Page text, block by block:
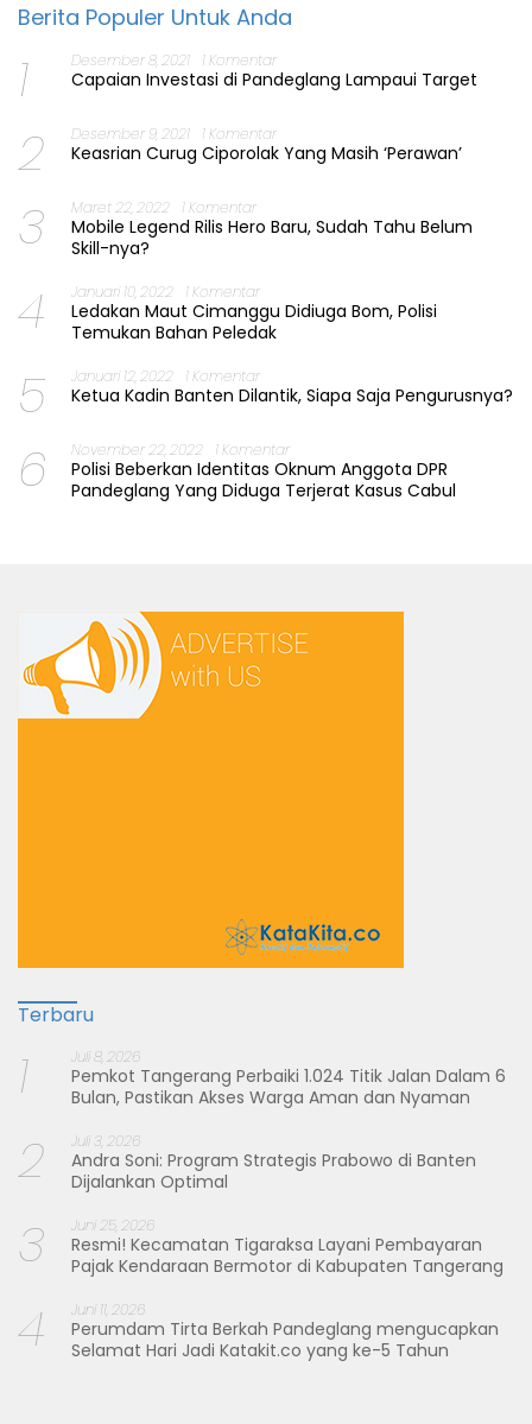
Berita Populer Untuk Anda
1 Desember 8, 2021 1 Komentar
Capaian Investasi di Pandeglang Lampaui Target
2 Desember 9, 2021 1 Komentar
Keasrian Curug Ciporolak Yang Masih ‘Perawan’
3 Maret 22, 2022 1 Komentar
Mobile Legend Rilis Hero Baru, Sudah Tahu Belum
Skill-nya?
4 Januari 10, 2022 1 Komentar
Ledakan Maut Cimanggu Didiuga Bom, Polisi
Temukan Bahan Peledak
5 Januari 12, 2022 1 Komentar
Ketua Kadin Banten Dilantik, Siapa Saja Pengurusnya?
6 November 22, 2022 1 Komentar
Polisi Beberkan Identitas Oknum Anggota DPR
Pandeglang Yang Diduga Terjerat Kasus Cabul
Terbaru
1 Juli 8, 2026
Pemkot Tangerang Perbaiki 1.024 Titik Jalan Dalam 6
Bulan, Pastikan Akses Warga Aman dan Nyaman
2 Juli 3, 2026
Andra Soni: Program Strategis Prabowo di Banten
Dijalankan Optimal
3 Juni 25, 2026
Resmi! Kecamatan Tigaraksa Layani Pembayaran
Pajak Kendaraan Bermotor di Kabupaten Tangerang
4 Juni 11, 2026
Perumdam Tirta Berkah Pandeglang mengucapkan
Selamat Hari Jadi Katakit.co yang ke-5 Tahun